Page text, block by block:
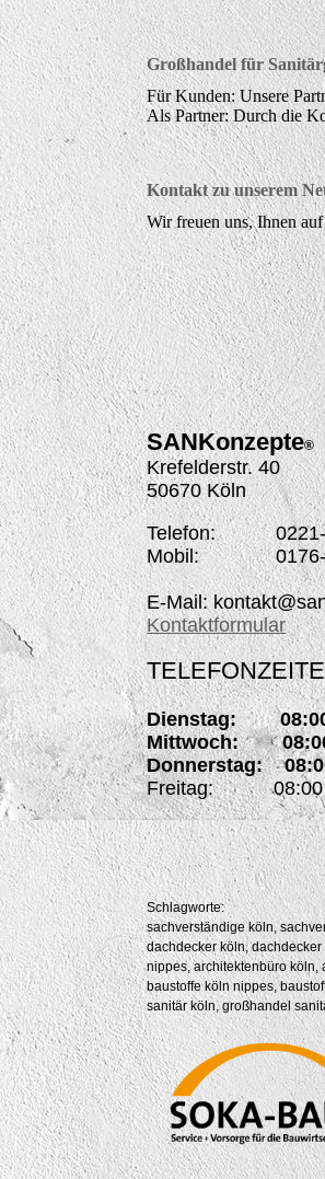
Großhandel für
Für Kunden: Unsere
Als Partner: Durch die
Kontakt zu unserem
Wir freuen uns, Ihnen
SANKonzepte®
Krefelderstr. 40
50670 Köln
Telefon: 0221-
Mobil: 0176-
E-Mail:
Kontaktformular
Dienstag: 08:00
Mittwoch: 08:00
Donnerstag:
Freitag: 08:00 -
Schlagworte:
sachverständige köln,
dachdecker köln,
nippes, architektenbüro
baustoffe köln nippes,
sanitär köln, großhandel